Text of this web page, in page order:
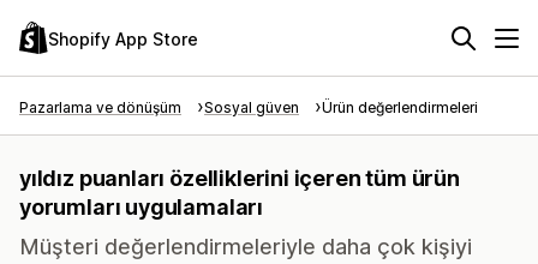
Shopify App Store
Pazarlama ve dönüşüm Sosyal güven Ürün değerlendirmeleri
yıldız puanları özelliklerini içeren tüm ürün
yorumları uygulamaları
Müşteri değerlendirmeleriyle daha çok kişiyi